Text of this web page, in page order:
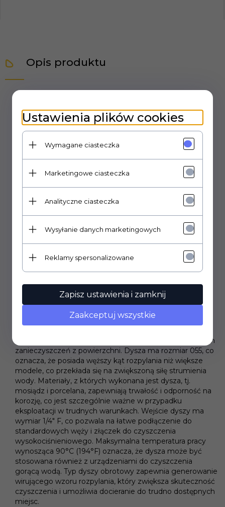
Opis produktu
"Dysza obrotowa ROTOJET 400 bar 055" to specyfikacja
produktu, który charakteryzuje się:
Materiał: mosiądz + porcelana
Temperatura: 90°C (194°F)
Typ: obrotowy
Wejście: 1/4" F (żeńskie)
Dysza ta jest przeznaczona do stosowania z
umożliwiając skuteczne usuwanie brudu, osadów i innych
zanieczyszczeń z powierzchni. Dysza ma rozmiar 055, co
oznacza, że posiada węższy kąt rozpylania niż większe
modele, co przekłada się na zwiększoną siłę strumienia
wody. Materiały, z których wykonana jest dysza, tj.
mosiądz i porcelana, zapewniają trwałość i odporność na
korozję, co jest szczególnie ważne w przypadku
eksploatacji w trudnych warunkach. Wejście dyszy ma
wymiar 1/4" F, co pozwala na łatwe podłączenie do
standardowych węży i złączek do czyszczenia
wysokociśnieniowego. Maksymalna temperatura pracy
wynosząca 90°C (194°F) oznacza, że dysza może być
stosowana również z urządzeniami do czyszczenia
gorącą wodą. Typ dyszy obrotowy zapewnia generowanie
wirującego wzoru rozpylania, który zwiększa skuteczność
czyszczenia i umożliwia docieranie do trudno dostępnych
miejsc.
Ustawienia plików cookies
Wymagane ciasteczka
Marketingowe ciasteczka
Analityczne ciasteczka
Wysyłanie danych marketingowych
Reklamy spersonalizowane
Zapisz ustawienia i zamknij
Zaakceptuj wszystkie